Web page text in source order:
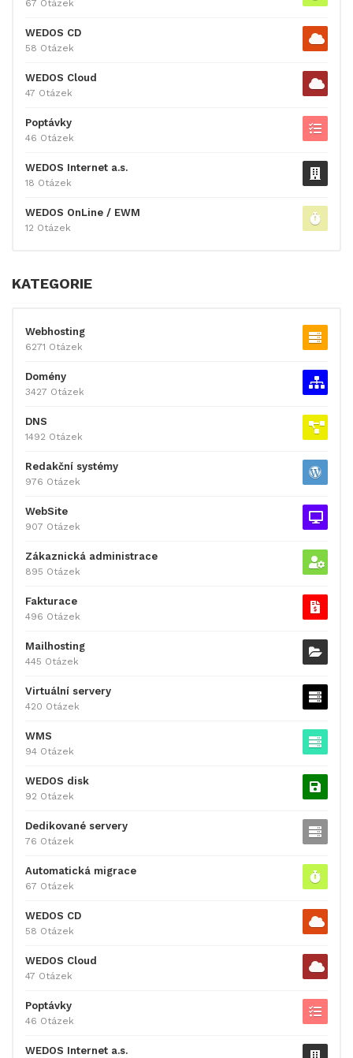
67 Otázek
WEDOS CD
58 Otázek
WEDOS Cloud
47 Otázek
Poptávky
46 Otázek
WEDOS Internet a.s.
18 Otázek
WEDOS OnLine / EWM
12 Otázek
KATEGORIE
Webhosting
6271 Otázek
Domény
3427 Otázek
DNS
1492 Otázek
Redakční systémy
976 Otázek
WebSite
907 Otázek
Zákaznická administrace
895 Otázek
Fakturace
496 Otázek
Mailhosting
445 Otázek
Virtuální servery
420 Otázek
WMS
94 Otázek
WEDOS disk
92 Otázek
Dedikované servery
76 Otázek
Automatická migrace
67 Otázek
WEDOS CD
58 Otázek
WEDOS Cloud
47 Otázek
Poptávky
46 Otázek
WEDOS Internet a.s.